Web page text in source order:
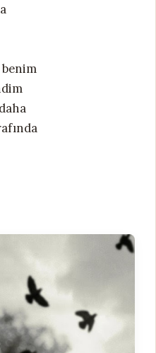
benim